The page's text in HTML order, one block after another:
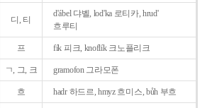
디, 티
d'ábel 댜벨, lod'ka 로티카, hrud'
흐루티
프 fík 피크, knoflík 크노플리크
ㄱ, 그, 크 gramofon 그라모폰
흐 hadr 하드르, hmyz 흐미스, bůh 부흐